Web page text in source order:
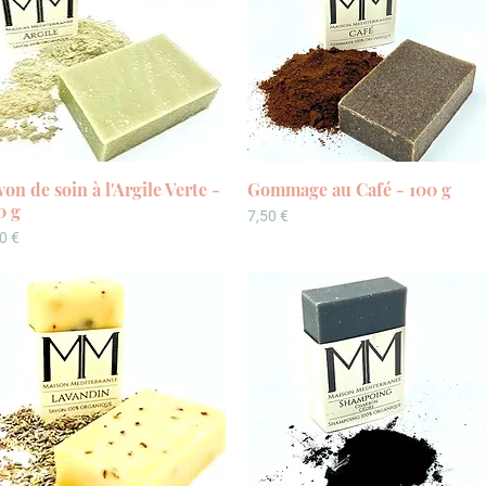
Vista rapida
de soin à l'Argile Verte -
g
€
Vista rapida
Gommage au Café - 100 g
Prezzo
7,50 €